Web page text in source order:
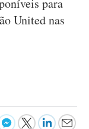
para
United nas